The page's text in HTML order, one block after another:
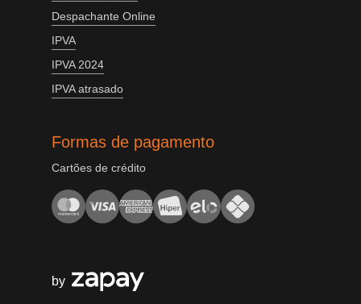
Despachante Online
IPVA
IPVA 2024
IPVA atrasado
Formas de pagamento
Cartões de crédito
by